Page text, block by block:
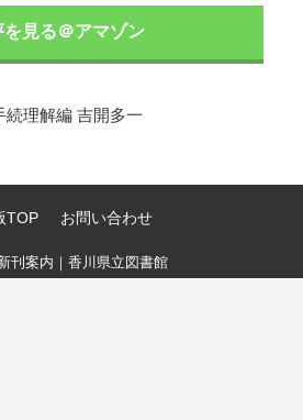
を見る＠アマゾン
続理解編 吉開多一
TOP お問い合わせ
刊案内｜香川県立図書館